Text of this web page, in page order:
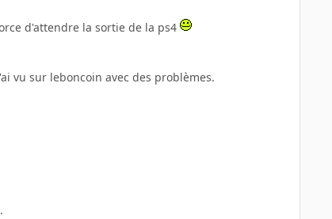
d'attendre la sortie de la ps4
vu sur leboncoin avec des problèmes.